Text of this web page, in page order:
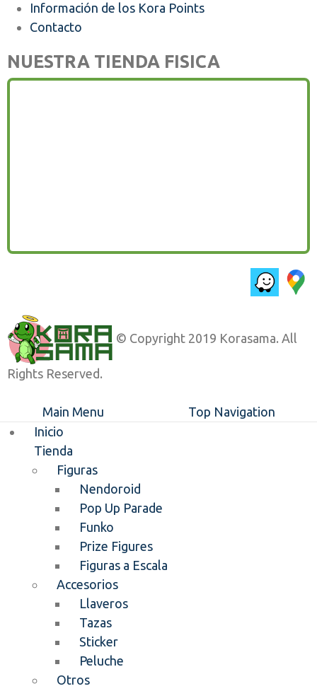
Información de los Kora Points
Contacto
NUESTRA TIENDA FISICA
© Copyright 2019 Korasama. All
Rights Reserved.
Main Menu
Top Navigation
Inicio
Tienda
Figuras
Nendoroid
Pop Up Parade
Funko
Prize Figures
Figuras a Escala
Accesorios
Llaveros
Tazas
Sticker
Peluche
Otros